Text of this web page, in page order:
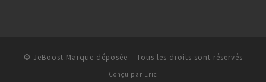
© JeBoost Marque déposée – Tous les droits sont réservés
Conçu par Eric